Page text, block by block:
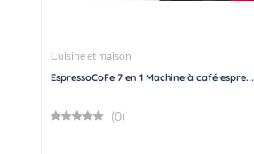
Cuisine et maison
EspressoCoFe 7 en 1 Machine à café espre...
(0)